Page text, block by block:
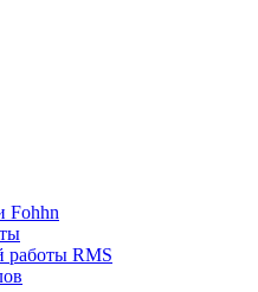
Fohhn
работы RMS